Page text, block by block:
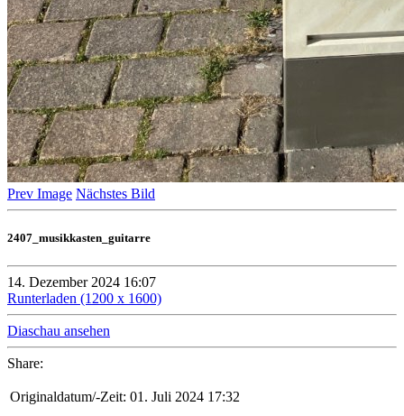
Prev Image Nächstes Bild
2407_musikkasten_guitarre
14. Dezember 2024 16:07
Runterladen (1200 x 1600)
Diaschau ansehen
Share:
Originaldatum/-Zeit: 01. Juli 2024 17:32